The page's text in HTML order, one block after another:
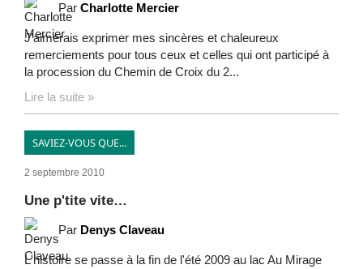
Par Charlotte Mercier
J'aimerais exprimer mes sincères et chaleureux
remerciements pour tous ceux et celles qui ont participé à
la procession du Chemin de Croix du 2...
Lire la suite »
SAVIEZ-VOUS QUE...
2 septembre 2010
Une p'tite vite…
Par Denys Claveau
L'histoire se passe à la fin de l'été 2009 au lac Au Mirage